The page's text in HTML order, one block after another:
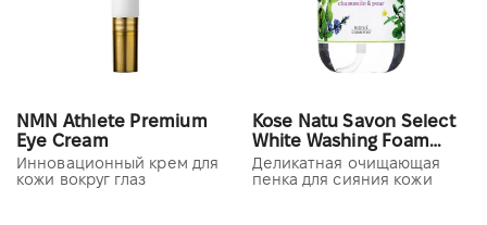
NMN Athlete Premium
Eye Cream
Инновационный крем для
кожи вокруг глаз
Kose Natu Savon Select
White Washing Foam
Chamomile & Pear
Деликатная очищающая
пенка для сияния кожи